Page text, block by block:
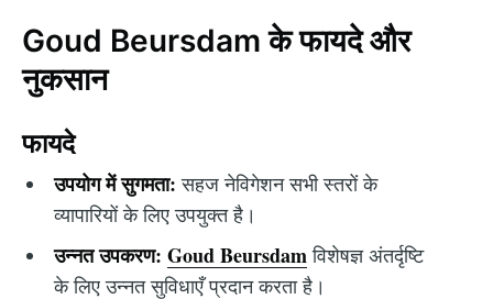
Goud Beursdam के फायदे और
नुकसान
फायदे
उपयोग में सुगमता: सहज नेविगेशन सभी स्तरों के
व्यापारियों के लिए उपयुक्त है।
उन्नत उपकरण: Goud Beursdamविशेषज्ञ अंतर्दृष्टि
के लिए उन्नत सुविधाएँ प्रदान करता है।